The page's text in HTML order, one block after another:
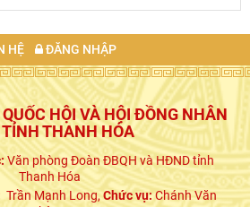
HỆ ĐĂNG NHẬP
HỘI VÀ HỘI ĐỒNG NHÂN
THANH HÓA
Văn phòng Đoàn ĐBQH và HĐND tỉnh
Thanh Hóa
Trần Mạnh Long,Chức vụ:Chánh Văn